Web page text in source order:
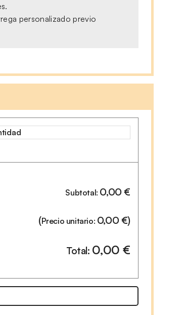
personalizado previo
Subtotal: 0,00€
(Precio unitario: 0,00€)
Total: 0,00€